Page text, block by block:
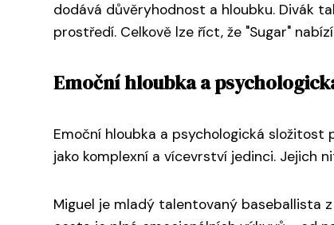
dodává důvěryhodnost a hloubku. Divák
prostředí. Celkově lze říct, že "Sugar"
Emoční hloubka a
Emoční hloubka a psychologická složitost
jako komplexní a vícevrství jedinci. Jejich
Miguel je mladý talentovaný baseballista